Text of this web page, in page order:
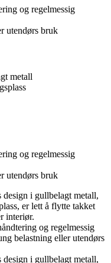
og regelmessig
utendørs bruk
metall
og regelmessig
utendørs bruk
design i gullbelagt metall,
er lett å flytte takket
interiør.
og regelmessig
belastning eller utendørs
design i gullbelagt metall,